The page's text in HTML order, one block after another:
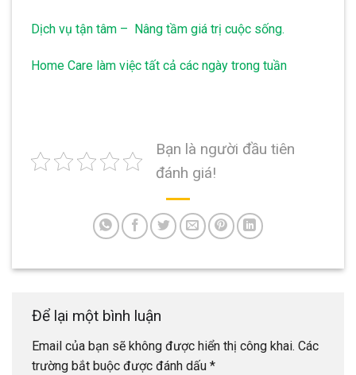
Dịch vụ tận tâm – Nâng tầm giá trị cuộc sống.
Home Care làm việc tất cả các ngày trong tuần
Bạn là người đầu tiên
đánh giá!
Để lại một bình luận
Email của bạn sẽ không được hiển thị công khai. Các
trường bắt buộc được đánh dấu *